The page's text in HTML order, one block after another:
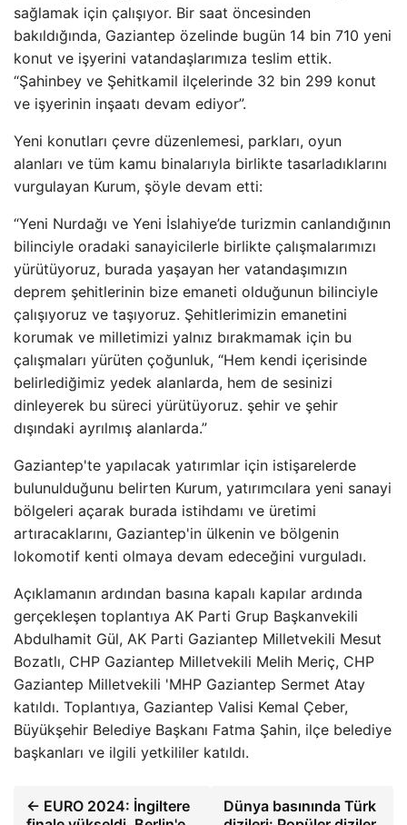
sağlamak için çalışıyor. Bir saat öncesinden
bakıldığında, Gaziantep özelinde bugün 14 bin 710 yeni
konut ve işyerini vatandaşlarımıza teslim ettik.
“Şahinbey ve Şehitkamil ilçelerinde 32 bin 299 konut
ve işyerinin inşaatı devam ediyor”.
Yeni konutları çevre düzenlemesi, parkları, oyun
alanları ve tüm kamu binalarıyla birlikte tasarladıklarını
vurgulayan Kurum, şöyle devam etti:
“Yeni Nurdağı ve Yeni İslahiye’de turizmin canlandığının
bilinciyle oradaki sanayicilerle birlikte çalışmalarımızı
yürütüyoruz, burada yaşayan her vatandaşımızın
deprem şehitlerinin bize emaneti olduğunun bilinciyle
çalışıyoruz ve taşıyoruz. Şehitlerimizin emanetini
korumak ve milletimizi yalnız bırakmamak için bu
çalışmaları yürüten çoğunluk, “Hem kendi içerisinde
belirlediğimiz yedek alanlarda, hem de sesinizi
dinleyerek bu süreci yürütüyoruz. şehir ve şehir
dışındaki ayrılmış alanlarda.”
Gaziantep'te yapılacak yatırımlar için istişarelerde
bulunulduğunu belirten Kurum, yatırımcılara yeni sanayi
bölgeleri açarak burada istihdamı ve üretimi
artıracaklarını, Gaziantep'in ülkenin ve bölgenin
lokomotif kenti olmaya devam edeceğini vurguladı.
Açıklamanın ardından basına kapalı kapılar ardında
gerçekleşen toplantıya AK Parti Grup Başkanvekili
Abdulhamit Gül, AK Parti Gaziantep Milletvekili Mesut
Bozatlı, CHP Gaziantep Milletvekili Melih Meriç, CHP
Gaziantep Milletvekili 'MHP Gaziantep Sermet Atay
katıldı. Toplantıya, Gaziantep Valisi Kemal Çeber,
Büyükşehir Belediye Başkanı Fatma Şahin, ilçe belediye
başkanları ve ilgili yetkililer katıldı.
← EURO 2024: İngiltere
Dünya basınında Türk